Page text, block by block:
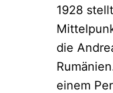
1928
die
einem